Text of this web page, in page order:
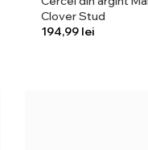
Clover Stud
lei